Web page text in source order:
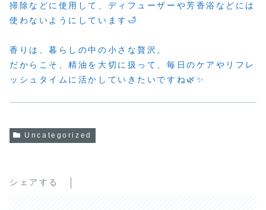
掃除などに使用して、ディフューザーや芳香浴などには
使わないようにしています🛁
香りは、暮らしの中の小さな贅沢。
だからこそ、精油を大切に扱って、毎日のケアやリフレ
ッシュタイムに活かしていきたいですね🌿✨
Uncategorized
シェアする